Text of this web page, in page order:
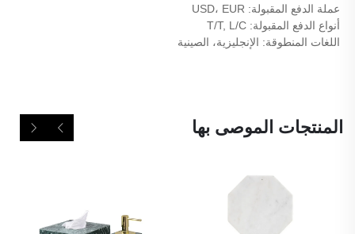
عملة الدفع المقبولة: USD، EUR
أنواع الدفع المقبولة: T/T, L/C
اللغات المنطوقة: الإنجليزية، الصينية
المنتجات الموصى بها